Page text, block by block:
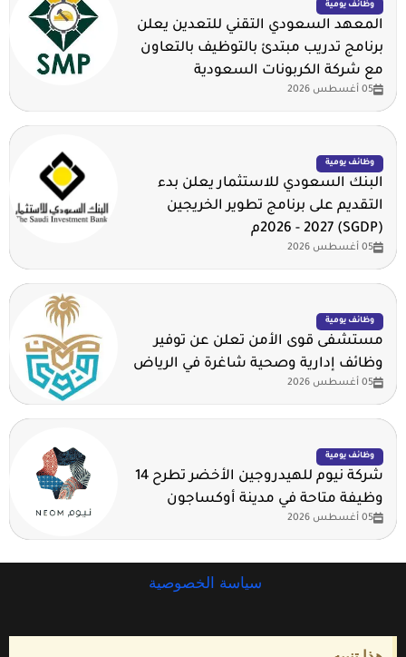
وظائف يومية
المعهد السعودي التقني للتعدين يعلن
برنامج تدريب مبتدئ بالتوظيف بالتعاون
مع شركة الكربونات السعودية
05 أغسطس 2026
وظائف يومية
البنك السعودي للاستثمار يعلن بدء
التقديم على برنامج تطوير الخريجين
(SGDP) 2026 - 2027م
05 أغسطس 2026
وظائف يومية
مستشفى قوى الأمن تعلن عن توفير
وظائف إدارية وصحية شاغرة في الرياض
05 أغسطس 2026
وظائف يومية
شركة نيوم للهيدروجين الأخضر تطرح 14
وظيفة متاحة في مدينة أوكساجون
05 أغسطس 2026
سياسة الخصوصية